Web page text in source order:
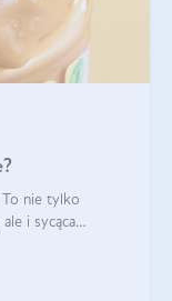
To nie tylko
i sycąca